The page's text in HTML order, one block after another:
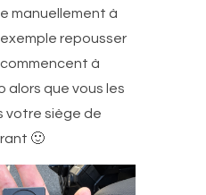
manuellement à
repousser
à
alors que vous les
votre siège de
🙂